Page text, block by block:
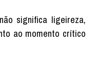
significa ligeireza,
ao momento crítico